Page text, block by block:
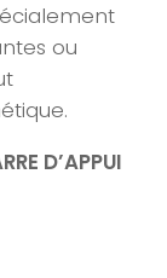
ou
D’APPUI